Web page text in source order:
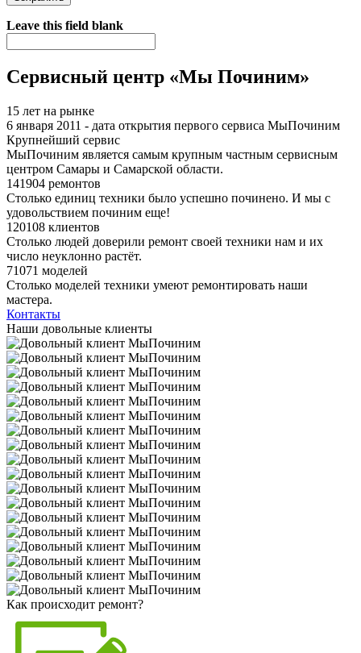
Я спамер
Leave this field blank
Сервисный центр «Мы Починим»
15 лет на рынке
6 января 2011 - дата открытия первого сервиса МыПочиним
Крупнейший сервис
МыПочиним является самым крупным частным сервисным
центром Самары и Самарской области.
141904 ремонтов
Столько единиц техники было успешно починено. И мы с
удовольствием починим еще!
120108 клиентов
Столько людей доверили ремонт своей техники нам и их
число неуклонно растёт.
71071 моделей
Столько моделей техники умеют ремонтировать наши
мастера.
Контакты
Наши довольные клиенты
Как происходит ремонт?